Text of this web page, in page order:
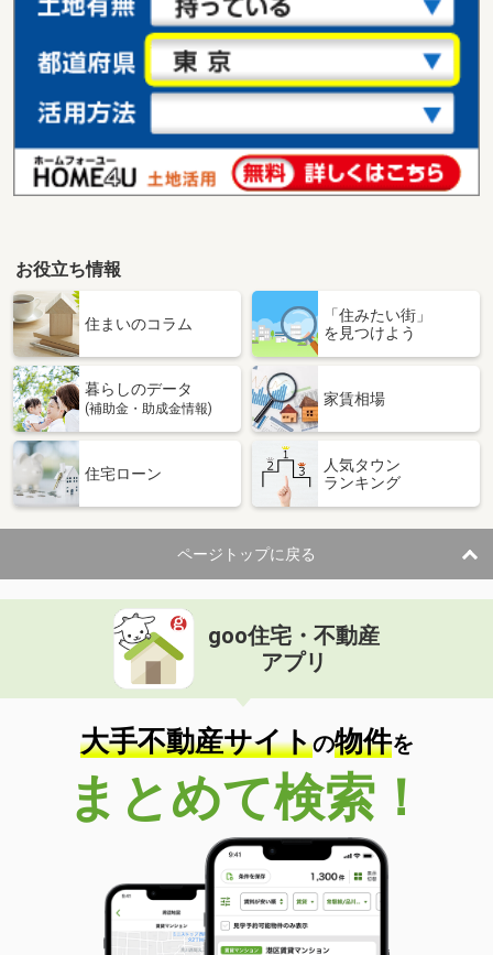
お役立ち情報
住まいのコラム
「住みたい街」
を見つけよう
暮らしのデータ
(補助金・助成金情報)
家賃相場
住宅ローン
人気タウン
ランキング
ページトップに戻る
goo住宅・不動産
アプリ
大手不動産サイトの物件を
まとめて検索！